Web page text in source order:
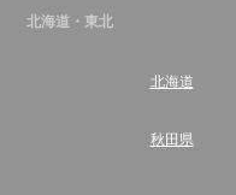
北海道・東北
北海道
秋田県